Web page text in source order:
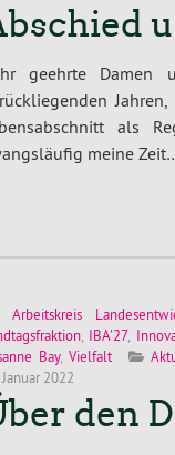
geehrte Damen
als
meine
Arbeitskreis
, IBA'27,
Bay, Vielfalt
Januar 2022
den